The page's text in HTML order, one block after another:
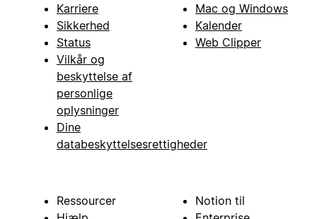
Karriere
Sikkerhed
Status
Vilkår og
beskyttelse af
personlige
oplysninger
Dine
databeskyttelsesrettigheder
Mac og Windows
Kalender
Web Clipper
Ressourcer
Notion til